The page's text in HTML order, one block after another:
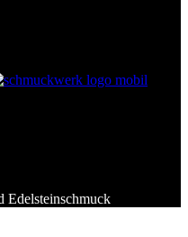
Edelsteinschmuck